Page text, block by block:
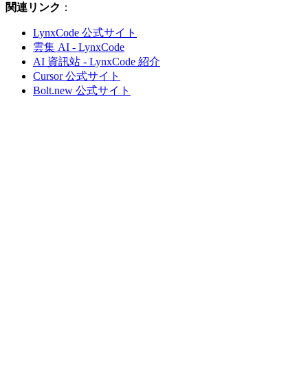
関連リンク ：
LynxCode 公式サイト
雲集 AI - LynxCode
AI 資訊站 - LynxCode 紹介
Cursor 公式サイト
Bolt.new 公式サイト